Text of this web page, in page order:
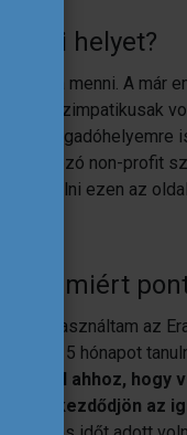
helyet?
volna menni. A
szimpatikusak
rá a
non-profit
találni ezen az
és miért
kihasználtam az
5 hónapot
kell ahhoz,
és elkezdődjön az